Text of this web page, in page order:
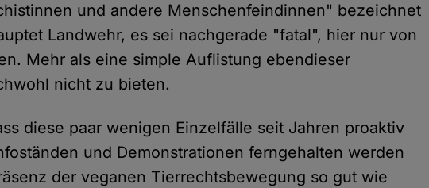
und andere Menschenfeindinnen" bezeichnet
Landwehr, es sei nachgerade "fatal", hier nur von
Mehr als eine simple Auflistung ebendieser
nicht zu bieten.
diese paar wenigen Einzelfälle seit Jahren proaktiv
und Demonstrationen ferngehalten werden
der veganen Tierrechtsbewegung so gut wie